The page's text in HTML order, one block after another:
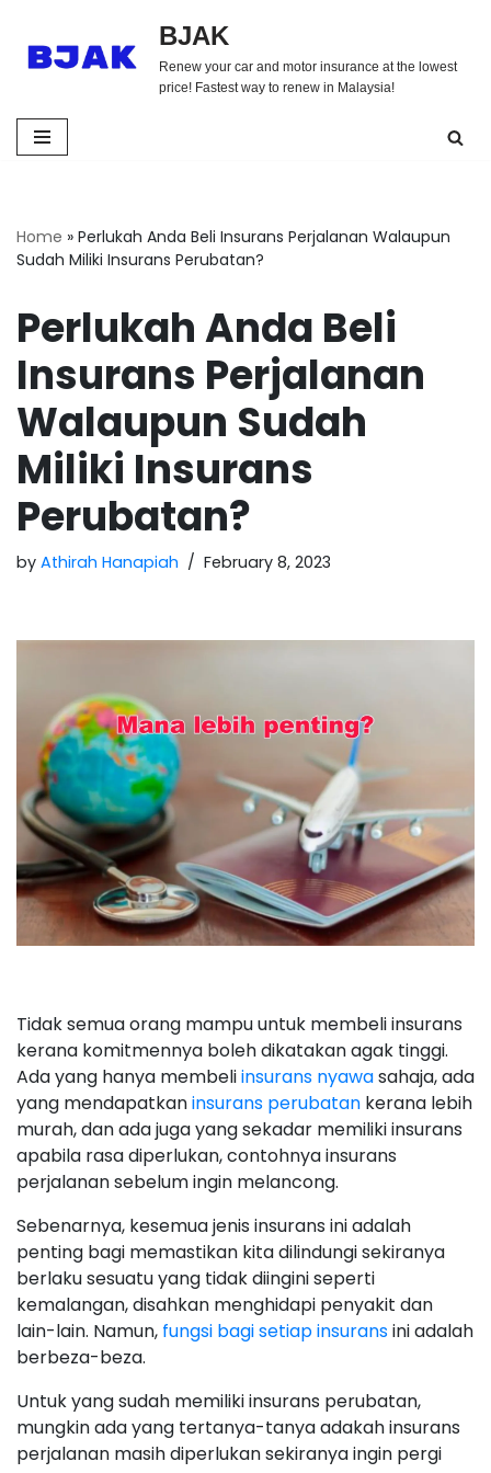
Skip
BJAK
Renew your car and motor insurance at the lowest
price! Fastest way to renew in Malaysia!
Home » Perlukah Anda Beli Insurans Perjalanan Walaupun
Sudah Miliki Insurans Perubatan?
Perlukah Anda Beli
Insurans Perjalanan
Walaupun Sudah
Miliki Insurans
Perubatan?
by Athirah Hanapiah February 8, 2023
Tidak semua orang mampu untuk membeli insurans
kerana komitmennya boleh dikatakan agak tinggi.
Ada yang hanya membeliinsurans nyawasahaja, ada
yang mendapatkaninsurans perubatan kerana lebih
murah, dan ada juga yang sekadar memiliki insurans
apabila rasa diperlukan, contohnya insurans
perjalanan sebelum ingin melancong.
Sebenarnya, kesemua jenis insurans ini adalah
penting bagi memastikan kita dilindungi sekiranya
berlaku sesuatu yang tidak diingini seperti
kemalangan, disahkan menghidapi penyakit dan
lain-lain. Namun, fungsi bagi setiap insuransini adalah
berbeza-beza.
Untuk yang sudah memiliki insurans perubatan,
mungkin ada yang tertanya-tanya adakah insurans
perjalanan masih diperlukan sekiranya ingin pergi